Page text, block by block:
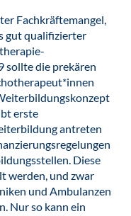
Fachkräftemangel,
gut qualifizierter
sollte die prekären
erste
antreten
Diese
werden, und zwar
und Ambulanzen
Nur so kann ein